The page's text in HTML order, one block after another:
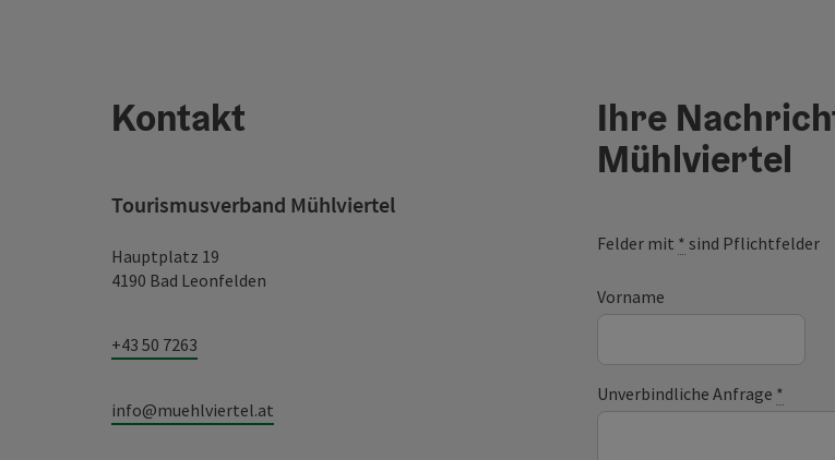
Kontakt
Tourismusverband Mühlviertel
Hauptplatz 19
4190 Bad Leonfelden
+43 50 7263
info@muehlviertel.at
Ihre
Mühlviertel
Felder mit * sind Pflichtfelder
Vorname
Unverbindliche Anfrage *